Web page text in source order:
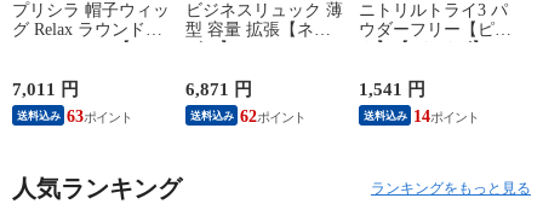
プリシラ 帽子ウィッ
グ Relax ラウンドマ
ン】
7,011 円
送料込み 63
ビジネスリュック 薄
型 容量 拡張【ネイ
6,871 円
送料込み 62
ニトリルトライ3 パ
ウダーフリー【ピン
1,541 円
送料込み 14
人気ランキング ランキングをもっと見る